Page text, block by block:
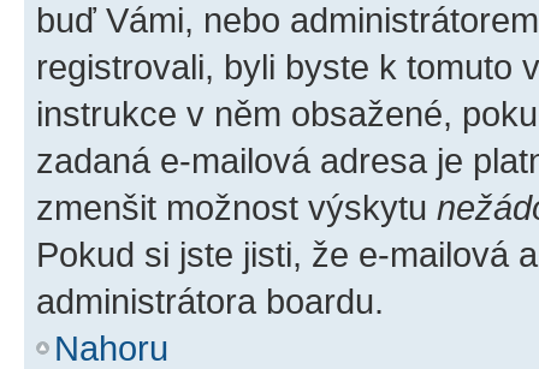
buď Vámi, nebo
registrovali, byli byste k tomuto
instrukce v něm obsažené,
zadaná e-mailová adresa je
zmenšit možnost výskytu
Pokud si jste jisti, že e-mailová
administrátora boardu.
Nahoru